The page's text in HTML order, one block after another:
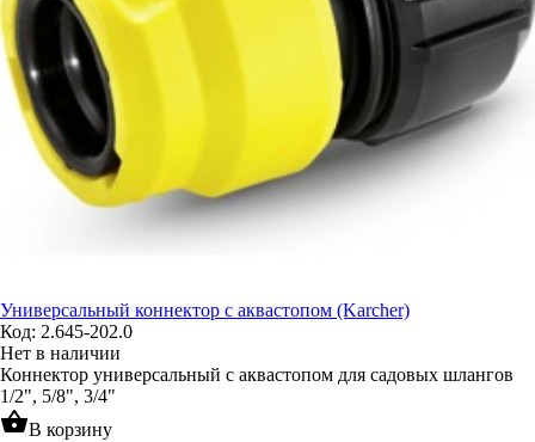
Универсальный коннектор с аквастопом (Karcher)
Код: 2.645-202.0
Нет в наличии
Коннектор универсальный с аквастопом для садовых шлангов
1/2", 5/8", 3/4"
shopping_basketВ корзину